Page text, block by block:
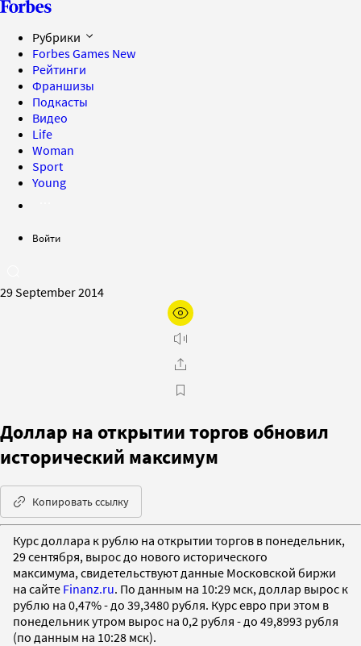
Рубрики
Forbes Games New
Рейтинги
Франшизы
Подкасты
Видео
Life
Woman
Sport
Young
Войти
29 September 2014
Доллар на открытии торгов обновил
исторический максимум
Копировать ссылку
Курс доллара к рублю на открытии торгов в понедельник,
29 сентября, вырос до нового исторического
максимума, свидетельствуют данные Московской биржи
на сайте Finanz.ru. По данным на 10:29 мск, доллар вырос к
рублю на 0,47% - до 39,3480 рубля. Курс евро при этом в
понедельник утром вырос на 0,2 рубля - до 49,8993 рубля
(по данным на 10:28 мск).